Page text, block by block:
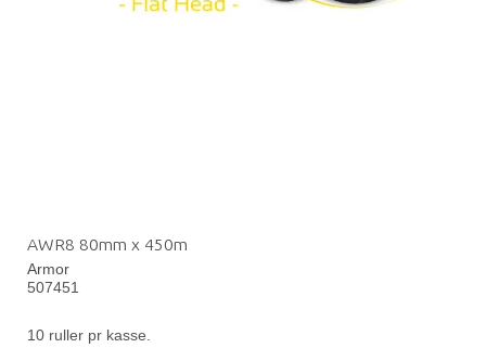
AWR8 80mm x 450m
Armor
507451
10 ruller pr kasse.